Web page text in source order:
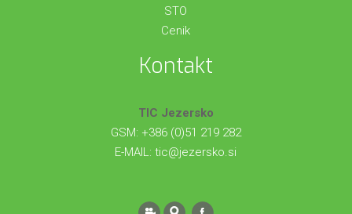
STO
Cenik
Kontakt
TIC Jezersko
GSM: +386 (0)51 219 282
E-MAIL:tic@jezersko.si